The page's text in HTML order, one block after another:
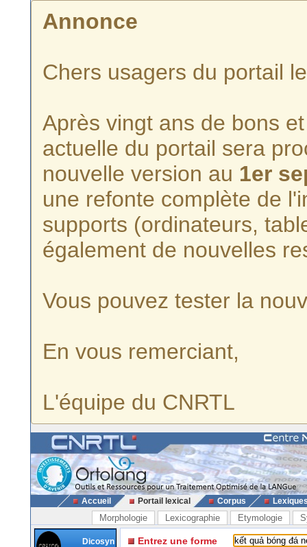
Annonce
Chers usagers du portail
Après vingt ans de bons
actuelle du portail sera
nouvelle version au 1er
une refonte complète de
supports (ordinateurs,
également de nouvelles
Vous pouvez tester la
En vous remerciant,
L'équipe du CNRTL
Accueil Portail lexical Corpus
Morphologie Lexicographie Etymologie
Dicosyn
Entrez une forme